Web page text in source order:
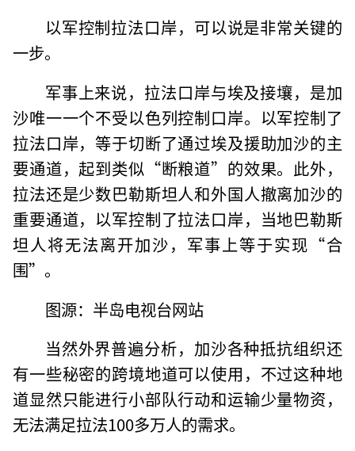
以军控制拉法口岸，可以说是非常关键的
一步。
军事上来说，拉法口岸与埃及接壤，是加
沙唯一一个不受以色列控制口岸。以军控制了
拉法口岸，等于切断了通过埃及援助加沙的主
要通道，起到类似“断粮道”的效果。此外，
拉法还是少数巴勒斯坦人和外国人撤离加沙的
重要通道，以军控制了拉法口岸，当地巴勒斯
坦人将无法离开加沙，军事上等于实现“合
围”。
图源：半岛电视台网站
当然外界普遍分析，加沙各种抵抗组织还
有一些秘密的跨境地道可以使用，不过这种地
道显然只能进行小部队行动和运输少量物资，
无法满足拉法100多万人的需求。